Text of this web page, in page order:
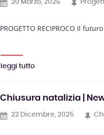
20 Marzo, 2026
PROGETTO RECIPROCO Il
leggi tutto
Chiusura natalizia |
22 Dicembre, 2025